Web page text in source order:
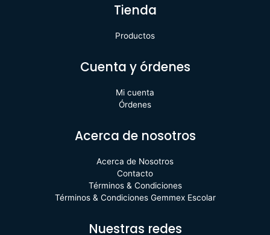
Tienda
Productos
Cuenta y órdenes
Mi cuenta
Órdenes
Acerca de nosotros
Acerca de Nosotros
Contacto
Términos & Condiciones
Términos & Condiciones Gemmex Escolar
Nuestras redes